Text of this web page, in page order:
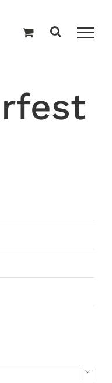
